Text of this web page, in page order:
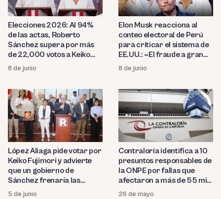
Elecciones 2026: Al 94%
de las actas, Roberto
Sánchez supera por más
de 22,000 votos a Keiko
Fujimori
8 de junio
Elon Musk reacciona al
conteo electoral de Perú
para criticar el sistema de
EE.UU.: «El fraude a gran
escala toma tiempo»
8 de junio
López Aliaga pide votar por
Keiko Fujimori y advierte
que un gobierno de
Sánchez frenaría las
inversiones
5 de junio
Contraloría identifica a 10
presuntos responsables de
la ONPE por fallas que
afectaron a más de 55 mil
electores
26 de mayo